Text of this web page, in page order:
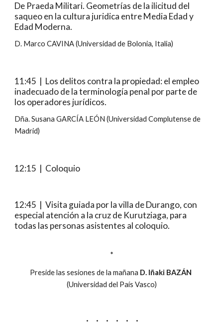
De Praeda Militari. Geometrías de la ilicitud del
saqueo en la cultura juridica entre Media Edad y
Edad Moderna.
D. Marco CAVINA (Universidad de Bolonia, Italia)
11:45  |  Los delitos contra la propiedad: el empleo
inadecuado de la terminología penal por parte de
los operadores jurídicos.
Dña. Susana GARCÍA LEÓN (Universidad Complutense de
Madrid)
12:15  |  Coloquio
12:45  |  Visita guiada por la villa de Durango, con
especial atención a la cruz de Kurutziaga, para
todas las personas asistentes al coloquio.
*
Preside las sesiones de la mañana D. Iñaki BAZÁN
(Universidad del País Vasco)
·     ·     ·     ·     ·     ·